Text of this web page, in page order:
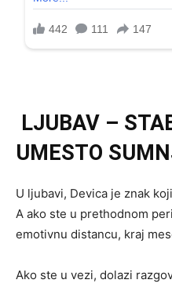
LJUBAV –
UMESTO
U ljubavi, Devica je znak
A ako ste u prethodnom
emotivnu distancu, kraj
Ako ste u vezi, dolazi